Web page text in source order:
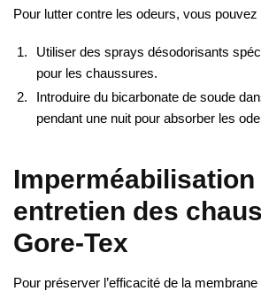
Pour lutter contre les odeurs, vous pouvez
Utiliser des sprays désodorisants
pour les chaussures.
Introduire du bicarbonate de soude
pendant une nuit pour absorber les
Imperméabilisation
entretien des
Gore-Tex
Pour préserver l’efficacité de la